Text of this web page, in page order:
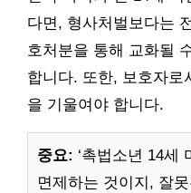
다면, 형사처벌보다는
호처분을 통해 교화될
합니다. 또한, 보호자로
을 기울여야 합니다.
중요: ‘촉법소년 14세
면제하는 것이지, 잘